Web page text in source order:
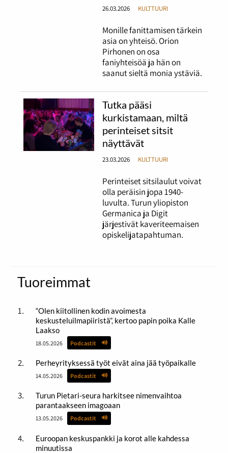
26.03.2026 KULTTUURI
Monille fanittamisen tärkein
asia on yhteisö. Orion
Pirhonen on osa
faniyhteisöä ja hän on
saanut sieltä monia ystäviä.
Tutka pääsi
kurkistamaan, miltä
perinteiset sitsit
näyttävät
23.03.2026 KULTTUURI
Perinteiset sitsilaulut voivat
olla peräisin jopa 1940-
luvulta. Turun yliopiston
Germanica ja Digit
järjestivät kaveriteemaisen
opiskelijatapahtuman.
Tuoreimmat
“Olen kiitollinen kodin avoimesta
keskusteluilmapiiristä”, kertoo papin poika Kalle
Laakso
18.05.2026 Podcastit
Perheyrityksessä työt eivät aina jää työpaikalle
14.05.2026 Podcastit
Turun Pietari-seura harkitsee nimenvaihtoa
parantaakseen imagoaan
13.05.2026 Podcastit
Euroopan keskuspankki ja korot alle kahdessa
minuutissa